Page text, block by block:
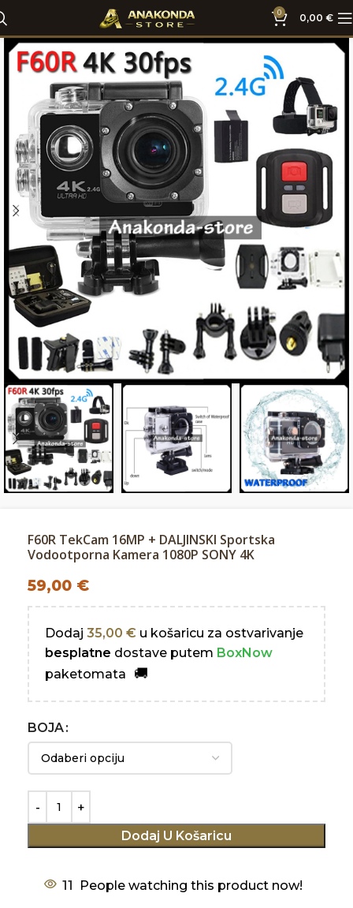
0 0,00 €
F60R TekCam 16MP + DALJINSKI Sportska
Vodootporna Kamera 1080P SONY 4K
59,00 €
Dodaj 35,00 € u košaricu za ostvarivanje
besplatne dostave putem BoxNow
paketomata
BOJA
Dodaj U Košaricu
11 People watching this product now!